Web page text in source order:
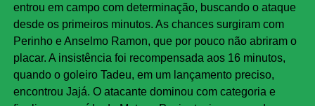
entrou em campo com determinação, buscando o ataque
desde os primeiros minutos. As chances surgiram com
Perinho e Anselmo Ramon, que por pouco não abriram o
placar. A insistência foi recompensada aos 16 minutos,
quando o goleiro Tadeu, em um lançamento preciso,
encontrou Jajá. O atacante dominou com categoria e